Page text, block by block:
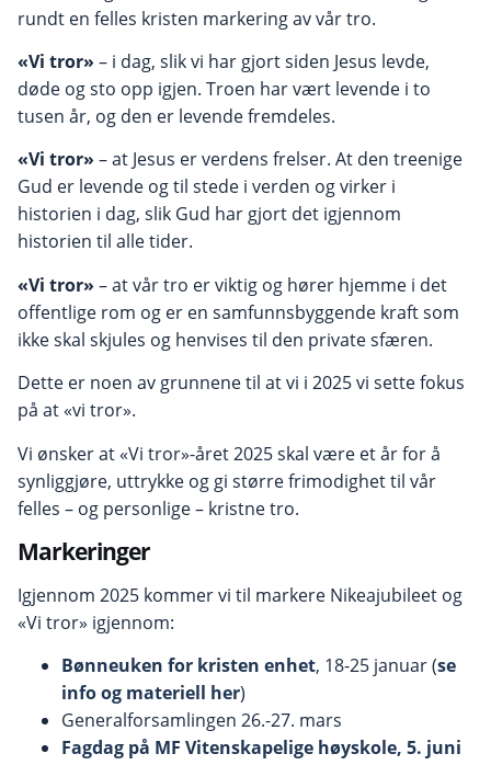
rundt en felles kristen markering av vår tro.
«Vi tror» – i dag, slik vi har gjort siden Jesus levde,
døde og sto opp igjen. Troen har vært levende i to
tusen år, og den er levende fremdeles.
«Vi tror» – at Jesus er verdens frelser. At den treenige
Gud er levende og til stede i verden og virker i
historien i dag, slik Gud har gjort det igjennom
historien til alle tider.
«Vi tror» – at vår tro er viktig og hører hjemme i det
offentlige rom og er en samfunnsbyggende kraft som
ikke skal skjules og henvises til den private sfæren.
Dette er noen av grunnene til at vi i 2025 vi sette fokus
på at «vi tror».
Vi ønsker at «Vi tror»-året 2025 skal være et år for å
synliggjøre, uttrykke og gi større frimodighet til vår
felles – og personlige – kristne tro.
Markeringer
Igjennom 2025 kommer vi til markere Nikeajubileet og
«Vi tror» igjennom:
Bønneuken for kristen enhet, 18-25 januar (se
info og materiell her)
Generalforsamlingen 26.-27. mars
Fagdag på MF Vitenskapelige høyskole, 5. juni